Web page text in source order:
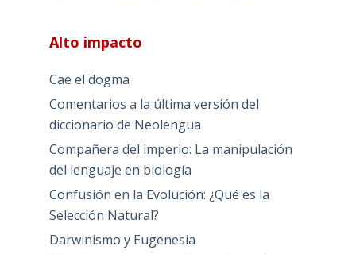
Alto impacto
Cae el dogma
Comentarios a la última versión del
diccionario de Neolengua
Compañera del imperio: La manipulación
del lenguaje en biología
Confusión en la Evolución: ¿Qué es la
Selección Natural?
Darwinismo y Eugenesia